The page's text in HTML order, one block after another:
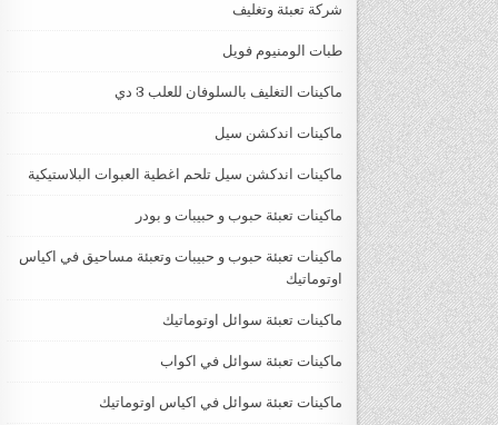
شركة تعبئة وتغليف
طبات الومنيوم فويل
ماكينات التغليف بالسلوفان للعلب 3 دي
ماكينات اندكشن سيل
ماكينات اندكشن سيل تلحم اغطية العبوات البلاستيكية
ماكينات تعبئة حبوب و حبيبات و بودر
ماكينات تعبئة حبوب و حبيبات وتعبئة مساحيق في اكياس
اوتوماتيك
ماكينات تعبئة سوائل اوتوماتيك
ماكينات تعبئة سوائل في اكواب
ماكينات تعبئة سوائل في اكياس اوتوماتيك